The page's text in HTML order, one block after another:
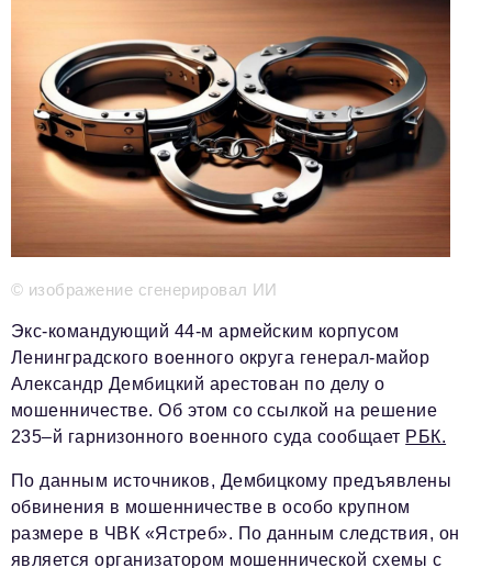
Телефон редакции:+7 495 727-01-67
Электронные почты редакции:
Информационный отдел
info@business-magazine.online
reklama@business-magazine.online
podpiska@business-magazine.online
Отдел по работе с партнерами
partner@business-magazine.online
© изображение сгенерировал ИИ
Экс-командующий 44-м армейским корпусом
Ленинградского военного округа генерал-майор
Александр Дембицкий арестован по делу о
мошенничестве. Об этом со ссылкой на решение
235–й гарнизонного военного суда сообщает РБК.
По данным источников, Дембицкому предъявлены
обвинения в мошенничестве в особо крупном
размере в ЧВК «Ястреб». По данным следствия, он
является организатором мошеннической схемы с